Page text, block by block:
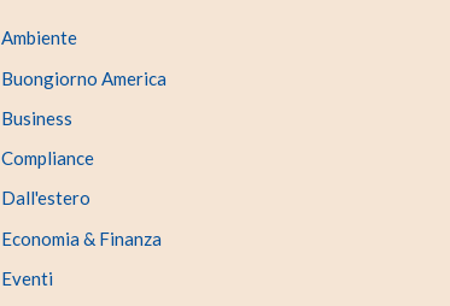
Ambiente
Buongiorno America
Business
Compliance
Dall'estero
Economia & Finanza
Eventi